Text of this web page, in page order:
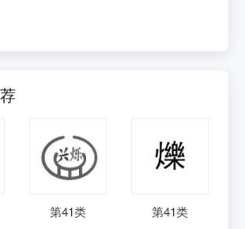
第41类 第41类